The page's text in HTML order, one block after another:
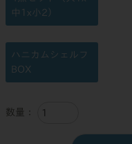
中1x小2）
ハニカムシェルフ
BOX